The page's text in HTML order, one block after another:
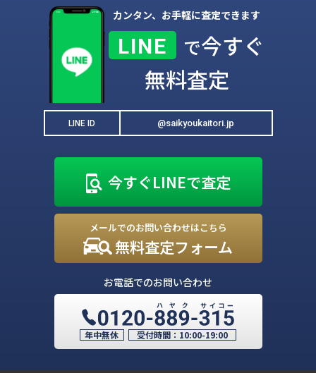
カンタン、お手軽に査定できます
LINE で今すぐ
無料査定
LINE ID @saikyoukaitori.jp
今すぐLINEで査定
メールでのお問い合わせはこちら
無料査定フォーム
お電話でのお問い合わせ
年中無休 受付時間： 10:00-19:00